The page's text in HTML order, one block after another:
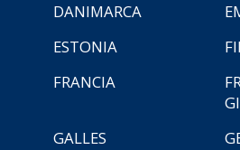
DANIMARCA
ESTONIA
FRANCIA
GALLES